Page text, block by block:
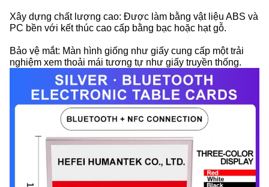
Xây dựng chất lượng cao: Được làm bằng vật liệu ABS và
PC bền với kết thúc cao cấp bằng bạc hoặc hạt gỗ.
Bảo vệ mắt: Màn hình giống như giấy cung cấp một trải
nghiệm xem thoải mái tương tự như giấy truyền thống.